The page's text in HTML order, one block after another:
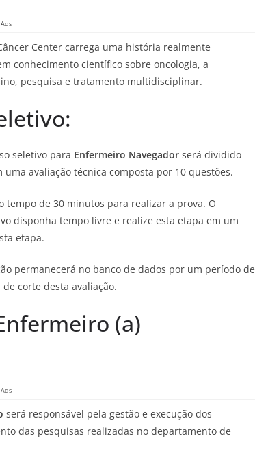
Ads
Center carrega uma história realmente
conhecimento científico sobre oncologia, a
pesquisa e tratamento multidisciplinar.
seletivo para Enfermeiro Navegador será dividido
avaliação técnica composta por 10 questões.
tempo de 30 minutos para realizar a prova. O
disponha tempo livre e realize esta etapa em um
etapa.
permanecerá no banco de dados por um período de
corte desta avaliação.
(a)
Ads
será responsável pela gestão e execução dos
das pesquisas realizadas no departamento de